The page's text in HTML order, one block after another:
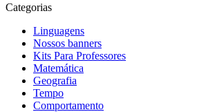
Categorias
Linguagens
Nossos banners
Kits Para Professores
Matemática
Geografia
Tempo
Comportamento